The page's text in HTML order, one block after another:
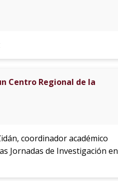
Centro Regional de la
coordinador académico
Jornadas de Investigación en